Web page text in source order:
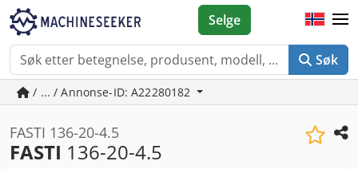
Søk
Selge
/ ... / Annonse-ID: A22280182
FASTI 136-20-4.5
FASTI 136-20-4.5